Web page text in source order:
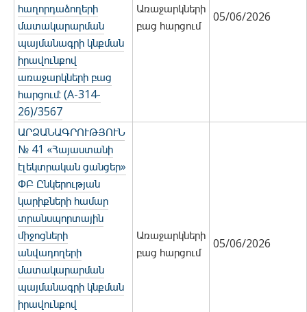
հաղորդաձողերի
մատակարարման
պայմանագրի կնքման
իրավունքով
առաջարկների բաց
հարցում: (A-314-
26)/3567
Առաջարկների
բաց հարցում
05/06/2026
ԱՐՁԱՆԱԳՐՈՒԹՅՈՒՆ
№ 41 «Հայաստանի
էլեկտրական ցանցեր»
ՓԲ Ընկերության
կարիքների համար
տրանսպորտային
միջոցների
անվադողերի
մատակարարման
պայմանագրի կնքման
իրավունքով
Առաջարկների
բաց հարցում
05/06/2026